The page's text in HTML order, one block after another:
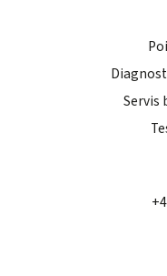
Servis